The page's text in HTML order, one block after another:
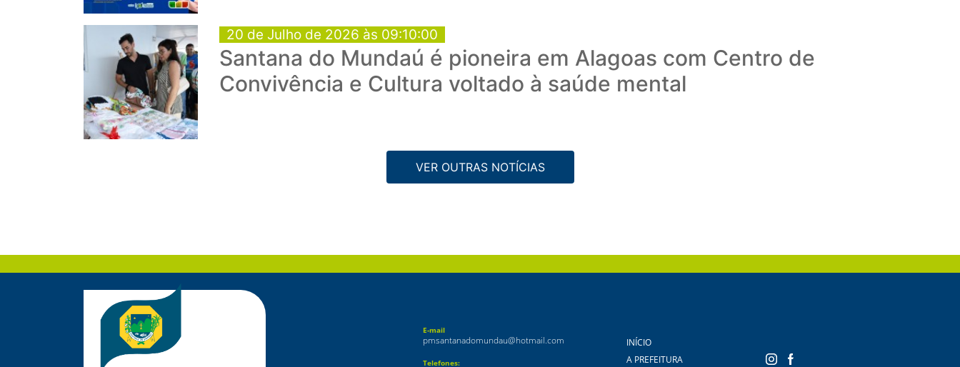
20 de Julho de 2026 às 09:10:00
Santana do Mundaú é pioneira em Alagoas com Centro de
Convivência e Cultura voltado à saúde mental
VER OUTRAS NOTÍCIAS
E-mail
pmsantanadomundau@hotmail.com
Telefones:
INÍCIO
A PREFEITURA